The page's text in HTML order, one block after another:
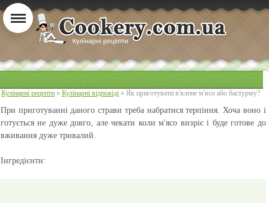
Кулінарні рецепти » Кулінарні відповіді » Як приготувати в'ялене м'ясо або бастурму?
При приготуванні даного страви треба набратися терпіння. Хоча воно і
готується не дуже довго, але чекати коли м'ясо визріє і буде готове до
вживання дуже тривалий.
Інгредієнти: